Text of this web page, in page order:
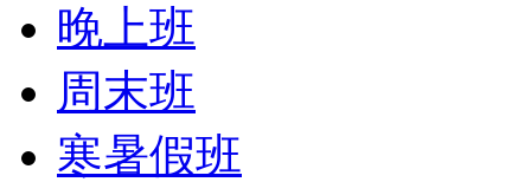
晚上班
周末班
寒暑假班